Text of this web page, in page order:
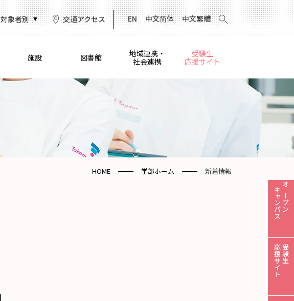
対象者別 交通アクセス EN 中文简体 中文繁體
施設 図書館
地域連携・
社会連携
受験生
応援サイト
オープン
キャンパス
受験生
応援サイト
HOME 学部ホーム 新着情報